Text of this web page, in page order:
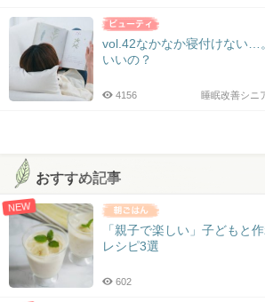
vol.42なかなか寝付けない…
いいの？
睡眠改善シニ
4156
おすすめ記事
NEW
「親子で楽しい」子どもと
レシピ3選
602